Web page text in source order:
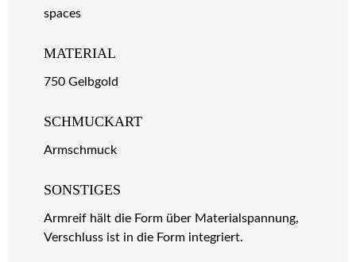
spaces
MATERIAL
750 Gelbgold
SCHMUCKART
Armschmuck
SONSTIGES
Armreif hält die Form über Materialspannung,
Verschluss ist in die Form integriert.